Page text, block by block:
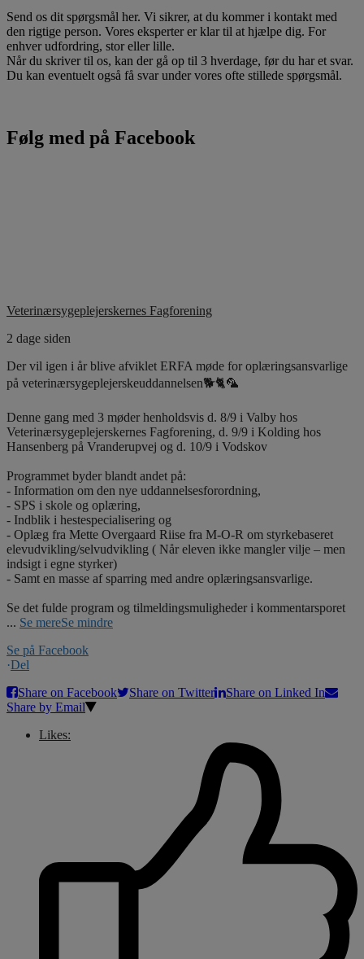
Send os dit spørgsmål her. Vi sikrer, at du kommer i kontakt med
den rigtige person. Vores eksperter er klar til at hjælpe dig. For
enhver udfordring, stor eller lille.
Når du skriver til os, kan der gå op til 3 hverdage, før du har et svar.
Du kan eventuelt også få svar under vores ofte stillede spørgsmål.
Følg med på Facebook
Veterinærsygeplejerskernes Fagforening
2 dage siden
Der vil igen i år blive afviklet ERFA møde for oplæringsansvarlige
på veterinærsygeplejerskeuddannelsen🐕🐈🦜
Denne gang med 3 møder henholdsvis d. 8/9 i Valby hos
Veterinærsygeplejerskernes Fagforening, d. 9/9 i Kolding hos
Hansenberg på Vranderupvej og d. 10/9 i Vodskov
Programmet byder blandt andet på:
- Information om den nye uddannelsesforordning,
- SPS i skole og oplæring,
- Indblik i hestespecialisering og
- Oplæg fra Mette Overgaard Riise fra M-O-R om styrkebaseret
elevudvikling/selvudvikling ( Når eleven ikke mangler vilje – men
indsigt i egne styrker)
- Samt en masse af sparring med andre oplæringsansvarlige.
Se det fulde program og tilmeldingsmuligheder i kommentarsporet
... Se mereSe mindre
Se på Facebook
·Del
Share on Facebook
Share on Twitter
Share on Linked In
Share by Email
Likes: